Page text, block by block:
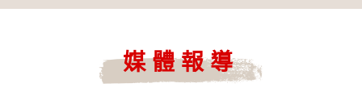
媒體報導